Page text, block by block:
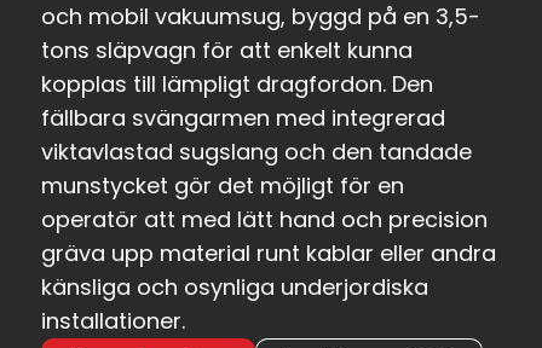
och mobil vakuumsug, byggd på en 3,5-
tons släpvagn för att enkelt kunna
kopplas till lämpligt dragfordon. Den
fällbara svängarmen med integrerad
viktavlastad sugslang och den tandade
munstycket gör det möjligt för en
operatör att med lätt hand och precision
gräva upp material runt kablar eller andra
känsliga och osynliga underjordiska
installationer.